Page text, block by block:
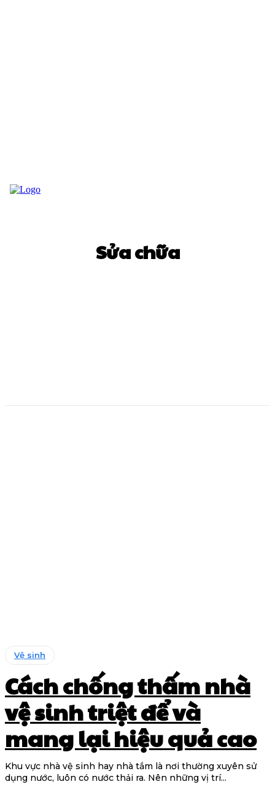
Sửa chữa
Vệ sinh
Cách chống thấm nhà
vệ sinh triệt để và
mang lại hiệu quả cao
Khu vực nhà vệ sinh hay nhà tắm là nơi thường xuyên sử
dụng nước, luôn có nước thải ra. Nên những vị trí...